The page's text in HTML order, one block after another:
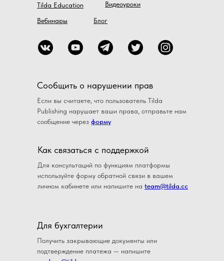
Tilda Education Видеоуроки
Вебинары Блог
Сообщить о нарушении прав
Если вы считаете, что пользователь Tilda
Publishing нарушает ваши права, отправьте нам
сообщение через форму
Как связаться с поддержкой
Для консультаций по функциям платформы
используйте форму обратной связи в вашем
личном кабинете или напишите на team@tilda.cc
Для бухгалтерии
Получить закрывающие документы или
подтверждение платежа — напишите